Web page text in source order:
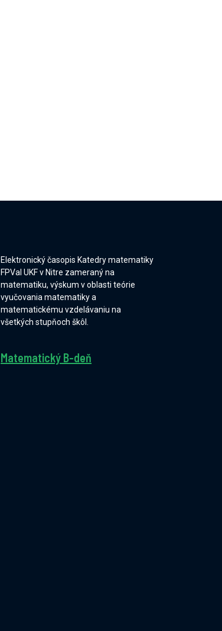
Elektronický časopis Katedry matematiky
FPVaI UKF v Nitre zameraný na
matematiku, výskum v oblasti teórie
vyučovania matematiky a
matematickému vzdelávaniu na
všetkých stupňoch škôl.
Matematický B-deň